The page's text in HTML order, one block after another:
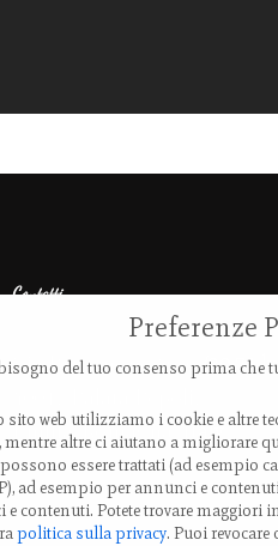
Contatti
Via Provanone 4907 (30,71
Emilia-Romagna, Italy
TEL.: +39 0519 85 919
Preferenze
del tuo consenso prima che
sito web utilizziamo i cookie e altre
mentre altre ci aiutano a migliorare
essere trattati (ad esempio
ad esempio per annunci e
e contenuti. Potete trovare maggiori
politica sulla privacy. Puoi